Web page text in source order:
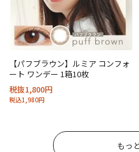
【パフブラウン】ルミア コンフォ
ート ワンデー 1箱10枚
税抜1,800円
税込1,980円
もっ